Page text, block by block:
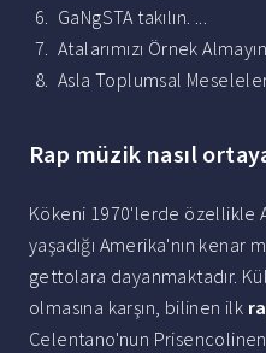
GaNgSTA takılın. ...
Atalarımızı Örnek
Asla Toplumsal
Rap müzik nasıl
Kökeni 1970'lerde özellikle
yaşadığı Amerika'nın
gettolara dayanmaktadır.
olmasına karşın, bilinen ilk
Celentano'nun